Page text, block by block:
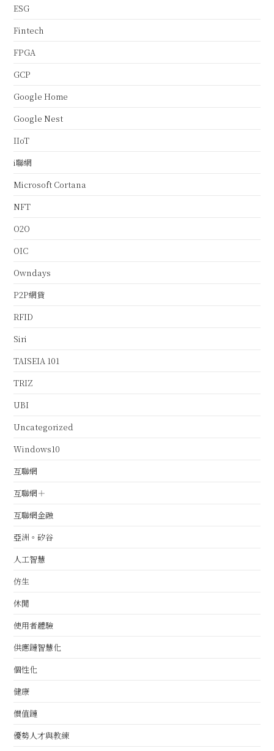
ESG
Fintech
FPGA
GCP
Google Home
Google Nest
IIoT
i聯網
Microsoft Cortana
NFT
O2O
OIC
Owndays
P2P網貸
RFID
Siri
TAISEIA 101
TRIZ
UBI
Uncategorized
Windows10
互聯網
互聯網＋
互聯網金融
亞洲。矽谷
人工智慧
仿生
休閒
使用者體驗
供應鏈智慧化
個性化
健康
價值鏈
優勢人才與教練